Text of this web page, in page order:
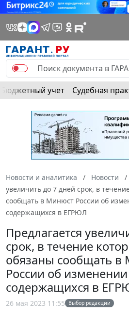
Бюджетный учет Судебная
Новости и аналитика Новости
увеличить до 7 дней срок, в
сообщать в Минюст России об
содержащихся в ЕГРЮЛ
Предлагается
срок, в течение
обязаны сообщать в
России об
содержащихся в
26 мая 2023 11:55 Выбор редакции